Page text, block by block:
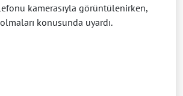
kamerasıyla görüntülenirken,
konusunda uyardı.